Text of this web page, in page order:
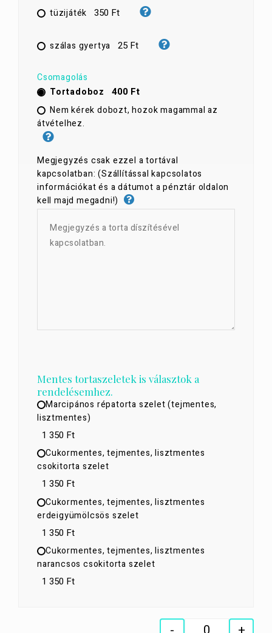
tüzijáték 350 Ft
szálas gyertya 25 Ft
Csomagolás
Tortadoboz
400 Ft
Nem kérek dobozt, hozok magammal az
átvételhez.
Megjegyzés csak ezzel a tortával
kapcsolatban: (Szállítással kapcsolatos
információkat és a dátumot a pénztár oldalon
kell majd megadni!)
Mentes tortaszeletek is választok a
rendelésemhez.
Marcipános répatorta szelet (tejmentes,
lisztmentes)
1 350 Ft
Cukormentes, tejmentes, lisztmentes
csokitorta szelet
1 350 Ft
Cukormentes, tejmentes, lisztmentes
erdeigyümölcsös szelet
1 350 Ft
Cukormentes, tejmentes, lisztmentes
narancsos csokitorta szelet
1 350 Ft